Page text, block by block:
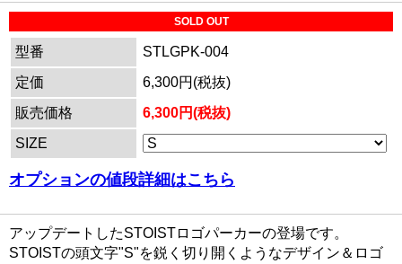
SOLD OUT
型番
STLGPK-004
定価
6,300円(税抜)
販売価格
6,300円(税抜)
SIZE
オプションの値段詳細はこちら
アップデートしたSTOISTロゴパーカーの登場です。
STOISTの頭文字"S"を鋭く切り開くようなデザイン＆ロゴ